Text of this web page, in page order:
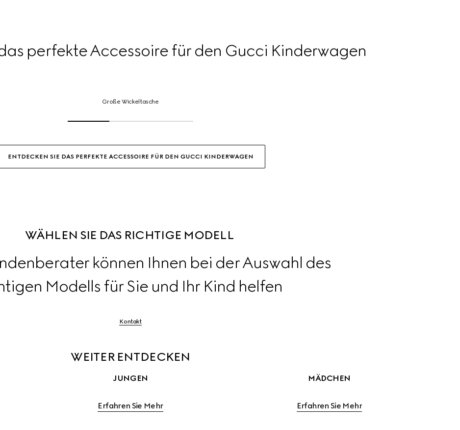
perfekte Accessoire für den Gucci Kinderwagen
klicken
Große Wickeltasche
ENTDECKEN SIE DAS PERFEKTE ACCESSOIRE FÜR DEN GUCCI KINDERWAGEN
WÄHLEN SIE DAS RICHTIGE MODELL
können Ihnen bei der Auswahl des
Modells für Sie und Ihr Kind helfen
Kontakt
WEITER ENTDECKEN
JUNGEN
Erfahren Sie Mehr
MÄDCHEN
Erfahren Sie Mehr